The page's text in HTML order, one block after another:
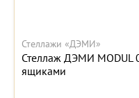
Стеллажи «ДЭМИ»
Стеллаж ДЭМИ MODUL
ящиками